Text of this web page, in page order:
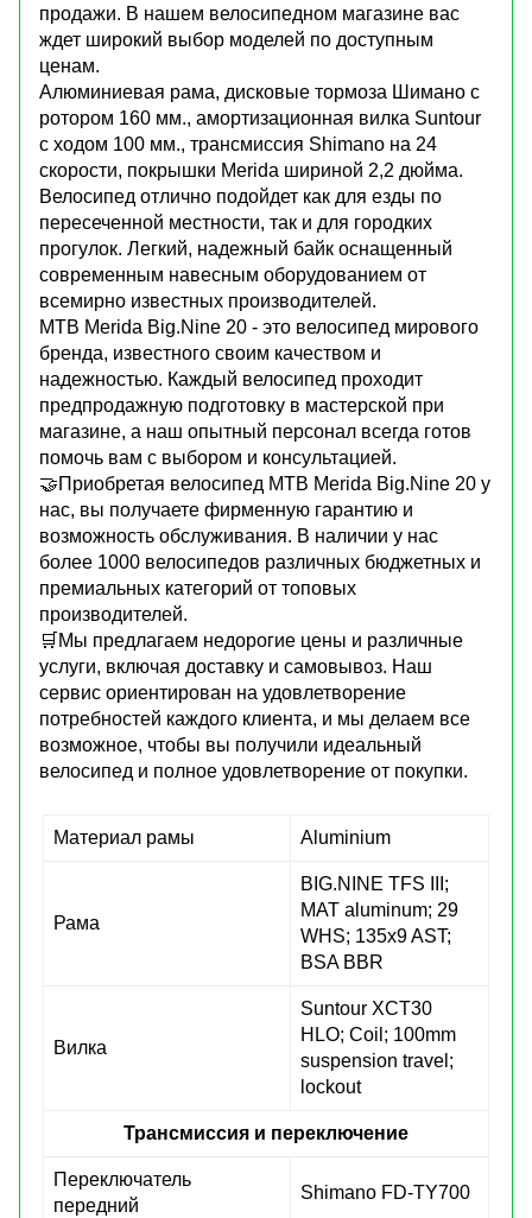
продажи. В нашем велосипедном магазине вас
ждет широкий выбор моделей по доступным
ценам.
Алюминиевая рама, дисковые тормоза Шимано с
ротором 160 мм., амортизационная вилка Suntour
с ходом 100 мм., трансмиссия Shimano на 24
скорости, покрышки Merida шириной 2,2 дюйма.
Велосипед отлично подойдет как для езды по
пересеченной местности, так и для городких
прогулок. Легкий, надежный байк оснащенный
современным навесным оборудованием от
всемирно известных производителей.
MTB Merida Big.Nine 20 - это велосипед мирового
бренда, известного своим качеством и
надежностью. Каждый велосипед проходит
предпродажную подготовку в мастерской при
магазине, а наш опытный персонал всегда готов
помочь вам с выбором и консультацией.
🤝Приобретая велосипед MTB Merida Big.Nine 20 у
нас, вы получаете фирменную гарантию и
возможность обслуживания. В наличии у нас
более 1000 велосипедов различных бюджетных и
премиальных категорий от топовых
производителей.
🛒Мы предлагаем недорогие цены и различные
услуги, включая доставку и самовывоз. Наш
сервис ориентирован на удовлетворение
потребностей каждого клиента, и мы делаем все
возможное, чтобы вы получили идеальный
велосипед и полное удовлетворение от покупки.
Материал рамы Aluminium
Рама
BIG.NINE TFS III;
MAT aluminum; 29
WHS; 135x9 AST;
BSA BBR
Вилка
Suntour XCT30
HLO; Coil; 100mm
suspension travel;
lockout
Трансмиссия и переключение
Переключатель
передний
Shimano FD-TY700